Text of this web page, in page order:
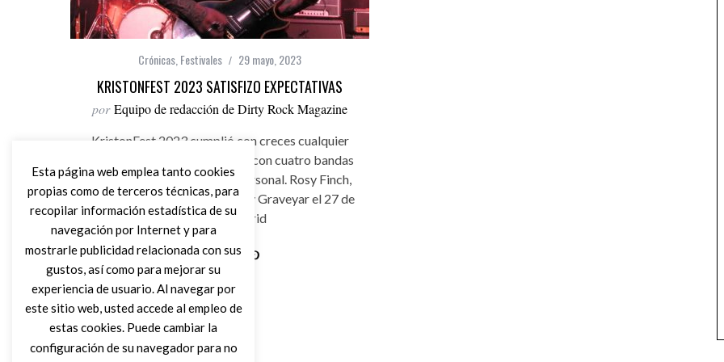
Crónicas Festivales 29 mayo, 2023
KRISTONFEST 2023 SATISFIZO EXPECTATIVAS
por Equipo de redacción de Dirty Rock Magazine
KristonFest 2023 cumplió con creces cualquier
perspectiva de incertidumbre con cuatro bandas
cada una con un estilo muy personal. Rosy Finch,
Mars Red Sky, The Obsessed y Graveyar el 27 de
Mayo en Madrid
Esta página web emplea tanto cookies
propias como de terceros técnicas, para
recopilar información estadística de su
navegación por Internet y para
mostrarle publicidad relacionada con sus
gustos, así como para mejorar su
experiencia de usuario. Al navegar por
este sitio web, usted accede al empleo de
estas cookies. Puede cambiar la
configuración de su navegador para no